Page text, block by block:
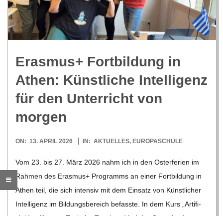
R
E
G
O
L
D
Eras­mus+ Fort­bil­dung in
Athen: Künst­li­che Intel­li­genz
für den Unter­richt von
morgen
2026-
13
ON: 13. APRIL 2026 IN: AKTUELLES, EUROPASCHULE
Vom 23. bis 27. März 2026 nahm ich in den Oster­fe­rien im
Rah­men des Eras­mus+ Pro­gramms an einer Fort­bil­dung in
Athen teil, die sich inten­siv mit dem Ein­satz von Künst­li­cher
Intel­li­genz im Bil­dungs­be­reich befasste. In dem Kurs „Arti­fi­